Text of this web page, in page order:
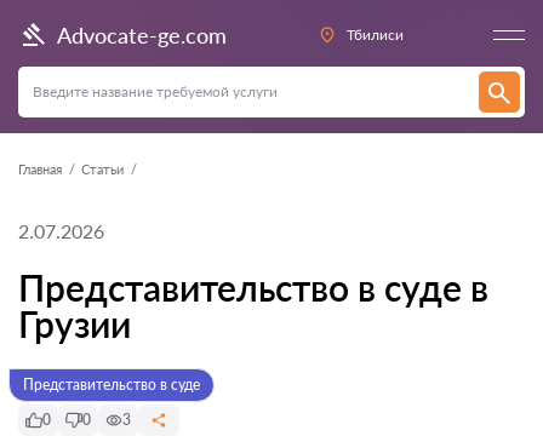
Advocate-ge.com Тбилиси
Главная Статьи
2.07.2026
Представительство в суде в
Грузии
Представительство в суде
0
0 3